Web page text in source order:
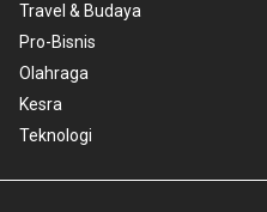
Travel & Budaya
Pro-Bisnis
Olahraga
Kesra
Teknologi